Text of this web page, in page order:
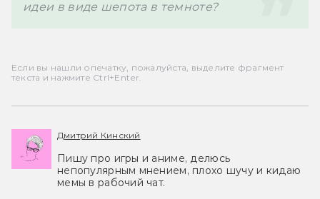
идеи в виде шепота в темноте?
Если вы нашли опечатку, пожалуйста, выделите фрагмент
текста и нажмите Ctrl+Enter.
Дмитрий Кинский
Пишу про игры и аниме, делюсь
непопулярным мнением, плохо шучу и кидаю
мемы в рабочий чат.